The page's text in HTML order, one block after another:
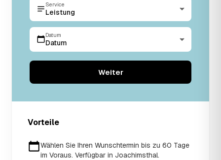
Service
Leistung
Datum
Datum
Weiter
Vorteile
Wählen Sie Ihren Wunschtermin bis zu 60 Tage
im Voraus. Verfügbar in Joachimsthal.